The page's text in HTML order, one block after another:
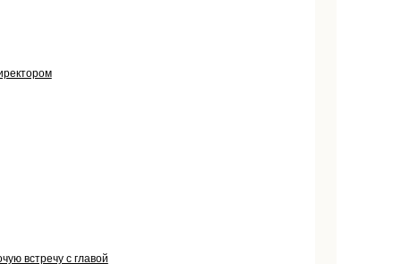
встречу с главой